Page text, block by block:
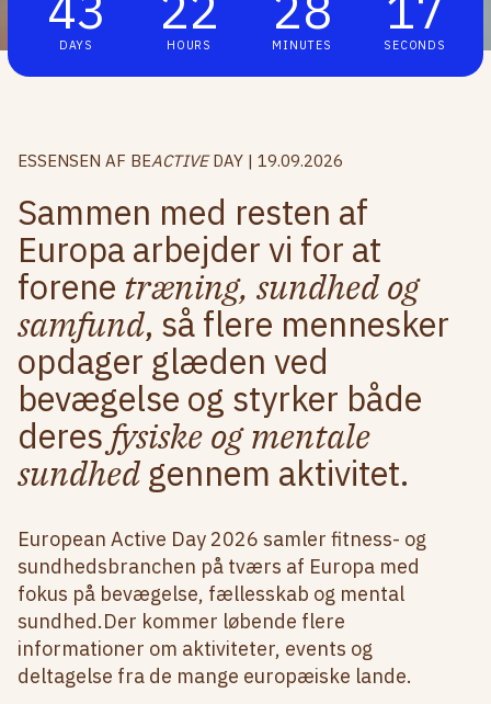
DAYS HOURS MINUTES SECONDS
ESSENSEN AF BEACTIVEDAY | 19.09.2026
Sammen med resten af
Europa arbejder vi for at
forene træning, sundhed og
samfund, så flere mennesker
opdager glæden ved
bevægelse og styrker både
deres fysiske og mentale
sundhed gennem aktivitet.
European Active Day 2026 samler fitness- og
sundhedsbranchen på tværs af Europa med
fokus på bevægelse, fællesskab og mental
sundhed.Der kommer løbende flere
informationer om aktiviteter, events og
deltagelse fra de mange europæiske lande.